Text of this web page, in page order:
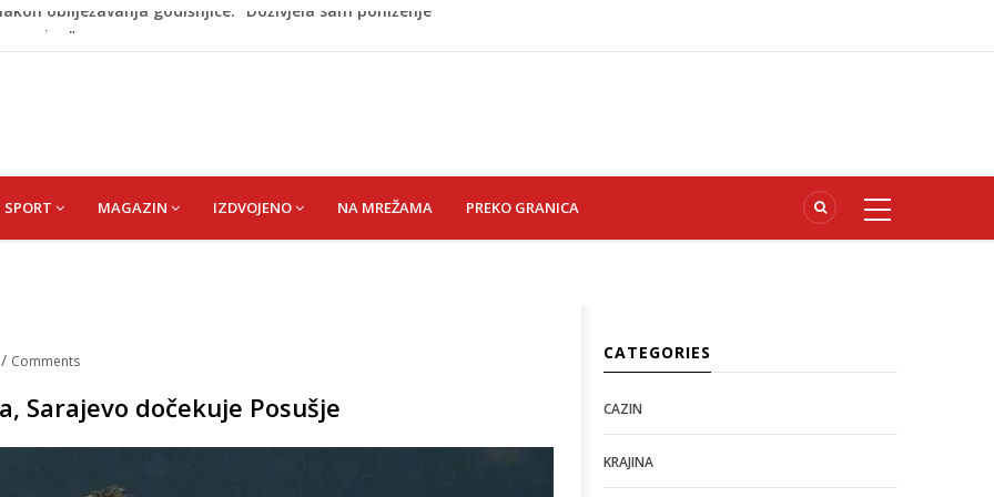
pada sa tobogana: Vlada šalje avion po njega
dojenja: Izazov s kojim se susreću mnoge mame
obilježavanja godišnjice: "Doživjela sam poniženje
sinu"
SPORT MAGAZIN IZDVOJENO NA MREŽAMA PREKO GRANICA
/ Comments
Sarajevo dočekuje Posušje
CATEGORIES
CAZIN
KRAJINA